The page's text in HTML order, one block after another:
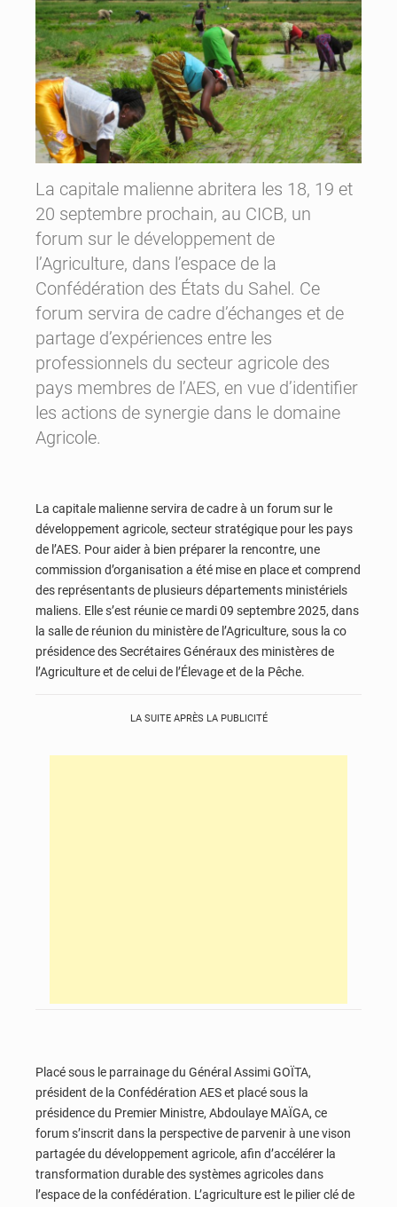
La capitale malienne abritera les 18, 19 et
20 septembre prochain, au CICB, un
forum sur le développement de
l’Agriculture, dans l’espace de la
Confédération des États du Sahel. Ce
forum servira de cadre d’échanges et de
partage d’expériences entre les
professionnels du secteur agricole des
pays membres de l’AES, en vue d’identifier
les actions de synergie dans le domaine
Agricole.
La capitale malienne servira de cadre à un forum sur le
développement agricole, secteur stratégique pour les pays
de l’AES. Pour aider à bien préparer la rencontre, une
commission d’organisation a été mise en place et comprend
des représentants de plusieurs départements ministériels
maliens. Elle s’est réunie ce mardi 09 septembre 2025, dans
la salle de réunion du ministère de l’Agriculture, sous la co
présidence des Secrétaires Généraux des ministères de
l’Agriculture et de celui de l’Élevage et de la Pêche.
LA SUITE APRÈS LA PUBLICITÉ
Placé sous le parrainage du Général Assimi GOÏTA,
président de la Confédération AES et placé sous la
présidence du Premier Ministre, Abdoulaye MAÏGA, ce
forum s’inscrit dans la perspective de parvenir à une vison
partagée du développement agricole, afin d’accélérer la
transformation durable des systèmes agricoles dans
l’espace de la confédération. L’agriculture est le pilier clé de